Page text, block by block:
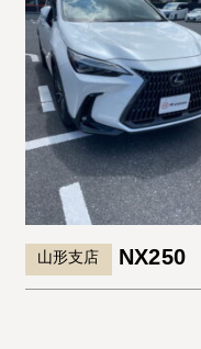
山形支店 NX250